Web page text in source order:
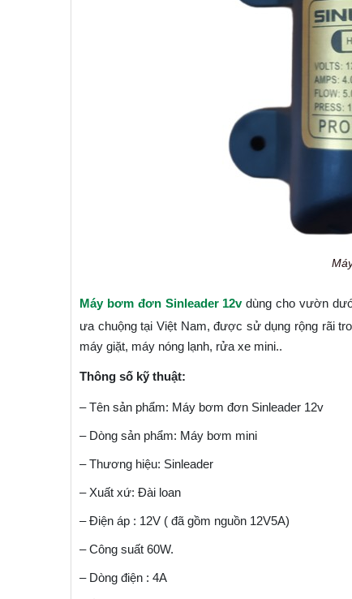
Máy bơm đơn Sinleader 12vdùng cho vườn
ưa chuộng tại Việt Nam, được sử dụng rộng rãi
máy giặt, máy nóng lạnh, rửa xe mini..
Thông số kỹ thuật:
– Tên sản phẩm: Máy bơm đơn Sinleader 12v
– Dòng sản phẩm: Máy bơm mini
– Thương hiệu: Sinleader
– Xuất xứ: Đài loan
– Điện áp : 12V ( đã gồm nguồn 12V5A)
– Công suất 60W.
– Dòng điện : 4A